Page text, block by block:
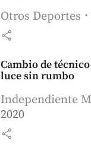
Otros Deportes
share
Cambio de
luce sin rumbo
Independiente
2020
share